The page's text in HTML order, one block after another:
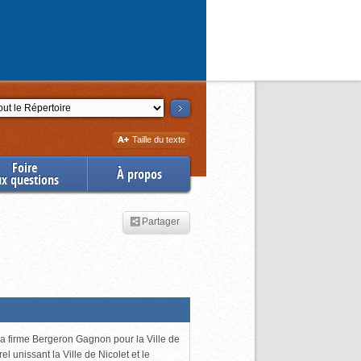
Augmenter
la
Taille du texte
Foire
questions À propos
Partager
firme Bergeron Gagnon pour la Ville de
unissant la Ville de Nicolet et le